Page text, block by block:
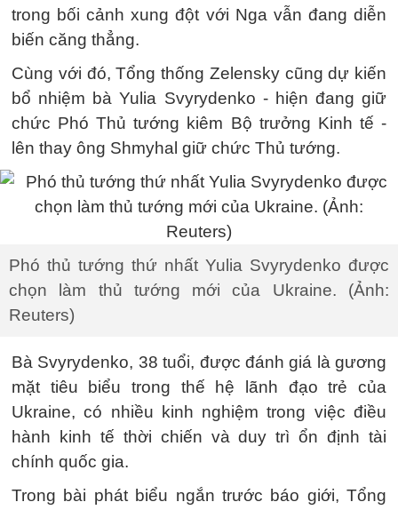
trong bối cảnh xung đột với Nga vẫn đang diễn
biến căng thẳng.
Cùng với đó, Tổng thống Zelensky cũng dự kiến
bổ nhiệm bà Yulia Svyrydenko - hiện đang giữ
chức Phó Thủ tướng kiêm Bộ trưởng Kinh tế -
lên thay ông Shmyhal giữ chức Thủ tướng.
Phó thủ tướng thứ nhất Yulia Svyrydenko được
chọn làm thủ tướng mới của Ukraine. (Ảnh:
Reuters)
Bà Svyrydenko, 38 tuổi, được đánh giá là gương
mặt tiêu biểu trong thế hệ lãnh đạo trẻ của
Ukraine, có nhiều kinh nghiệm trong việc điều
hành kinh tế thời chiến và duy trì ổn định tài
chính quốc gia.
Trong bài phát biểu ngắn trước báo giới, Tổng